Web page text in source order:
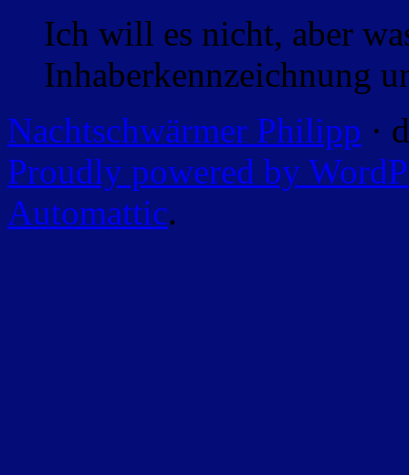
Ich will es nicht, aber
Inhaberkennzeichnung
Nachtschwärmer Philipp ·
Proudly powered by
Automattic.